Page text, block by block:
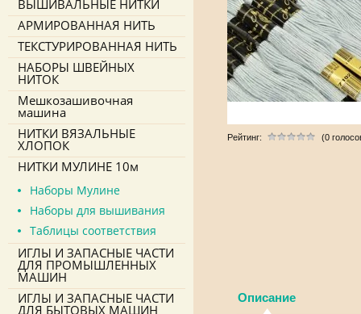
Рейтинг: (0
Описание
ВЫШИВАЛЬНЫЕ НИТКИ
АРМИРОВАННАЯ НИТЬ
ТЕКСТУРИРОВАННАЯ НИТЬ
НАБОРЫ ШВЕЙНЫХ
НИТОК
Мешкозашивочная
машина
НИТКИ ВЯЗАЛЬНЫЕ
ХЛОПОК
НИТКИ МУЛИНЕ 10м
Наборы Мулине
Наборы для вышивания
Таблицы соответствия
ИГЛЫ И ЗАПАСНЫЕ ЧАСТИ
ДЛЯ ПРОМЫШЛЕННЫХ
МАШИН
ИГЛЫ И ЗАПАСНЫЕ ЧАСТИ
ДЛЯ БЫТОВЫХ МАШИН